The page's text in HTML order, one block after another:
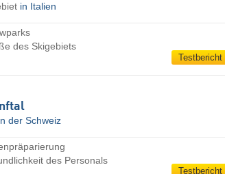
in Italien
des Skigebiets
Testbericht
der Schweiz
des Personals
Testbericht